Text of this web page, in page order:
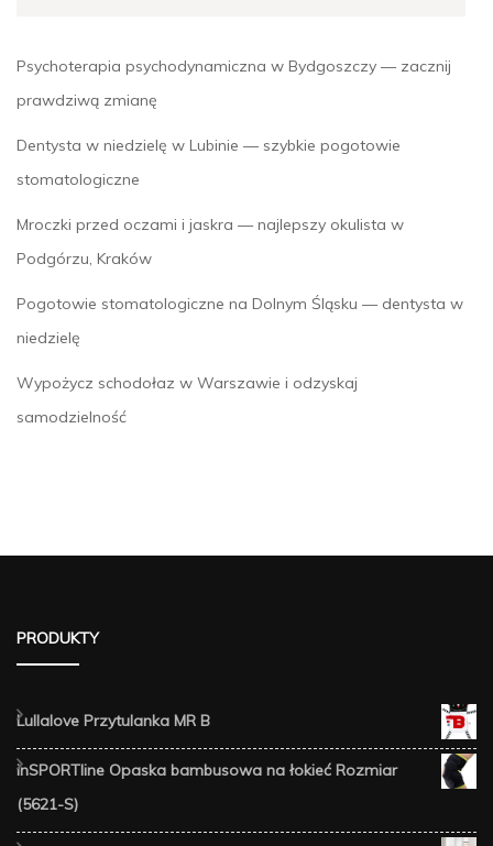
Psychoterapia psychodynamiczna w Bydgoszczy — zacznij
prawdziwą zmianę
Dentysta w niedzielę w Lubinie — szybkie pogotowie
stomatologiczne
Mroczki przed oczami i jaskra — najlepszy okulista w
Podgórzu, Kraków
Pogotowie stomatologiczne na Dolnym Śląsku — dentysta w
niedzielę
Wypożycz schodołaz w Warszawie i odzyskaj
samodzielność
PRODUKTY
Lullalove Przytulanka MR B
inSPORTline Opaska bambusowa na łokieć Rozmiar
(5621-S)